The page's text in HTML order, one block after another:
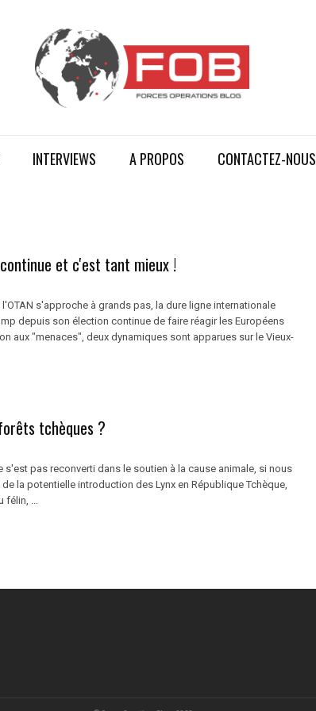
INTERVIEWS A PROPOS CONTACTEZ-NOUS
continue et c'est tant mieux !
s'approche à grands pas, la dure ligne internationale
depuis son élection continue de faire réagir les Européens
aux "menaces", deux dynamiques sont apparues sur le Vieux-
tchèques ?
s'est pas reconverti dans le soutien à la cause animale, si nous
la potentielle introduction des Lynx en République Tchèque,
félin, ...